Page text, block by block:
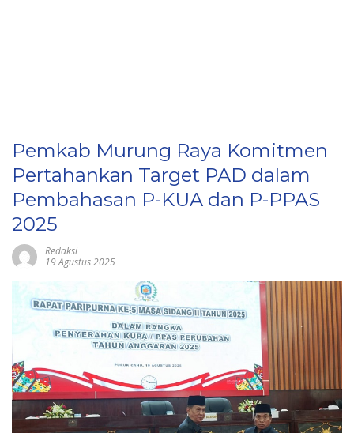
Pemkab Murung Raya Komitmen
Pertahankan Target PAD dalam
Pembahasan P-KUA dan P-PPAS
2025
Redaksi
19 Agustus 2025